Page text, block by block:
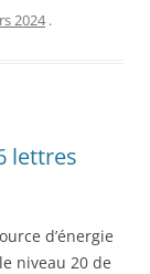
2024 .
lettres
d’énergie
niveau 20 de